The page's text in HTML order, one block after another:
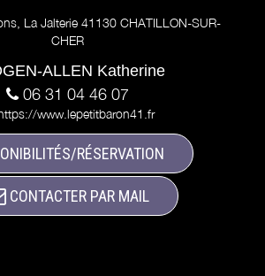
La Jalterie 41130 CHATILLON-SUR-
CHER
ALLEN Katherine
06 31 04 46 07
www.lepetitbaron41.fr
RÉSERVATION
CONTACTER PAR MAIL